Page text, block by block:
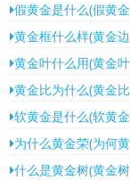
假黄金是什么(假黄
黄金框什么样(黄金
黄金叶什么用(黄金
黄金比为什么(黄金
软黄金是什么(软黄
为什么黄金荣(为何
什么是黄金树(黄金